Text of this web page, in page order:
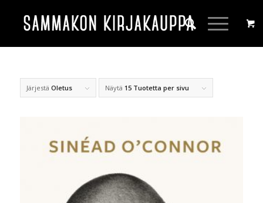
Järjestä Oletus Näytä 15 Tuotetta per sivu